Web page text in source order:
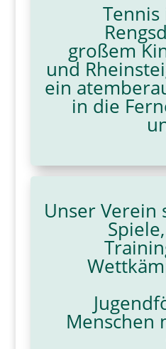
großem
und
ein
in die
Unser
Menschen